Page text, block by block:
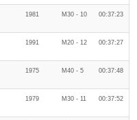
1981 M30 - 10 00:37:23
1991 M20 - 12 00:37:27
1975 M40 - 5 00:37:48
1979 M30 - 11 00:37:52